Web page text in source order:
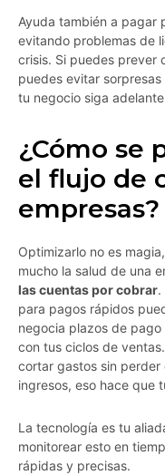
Ayuda también a pagar
evitando problemas de
crisis. Si puedes prever
puedes evitar
tu negocio siga
¿Cómo se
el flujo de
empresas?
Optimizarlo no es
mucho la salud de una
las cuentas por cobrar.
para pagos rápidos
negocia plazos de
con tus ciclos de
cortar gastos sin
ingresos, eso hace que
La tecnología es tu
monitorear esto en
rápidas y precisas.